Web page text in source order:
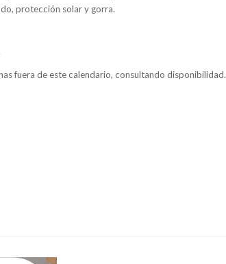
protección solar y gorra.
fuera de este calendario, consultando disponibilidad.